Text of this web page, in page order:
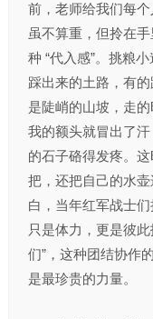
前，老师给我们每
虽不算重，但拎在
种 “代入感”。挑粮
踩出来的土路，有
是陡峭的山坡，走
我的额头就冒出了
的石子硌得发疼。
把，还把自己的水
白，当年红军战士
只是体力，更是彼
们”，这种团结协作
是最珍贵的力量。